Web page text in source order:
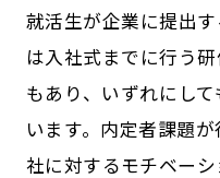
就活生が企業に提出
は入社式までに行う
もあり、いずれにし
います。内定者課題
社に対するモチベー